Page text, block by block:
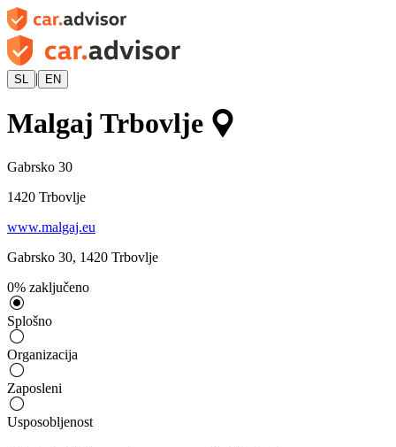
SL | EN
Malgaj Trbovlje
Gabrsko 30
1420 Trbovlje
www.malgaj.eu
Gabrsko 30, 1420 Trbovlje
0% zaključeno
Splošno
Organizacija
Zaposleni
Usposobljenost